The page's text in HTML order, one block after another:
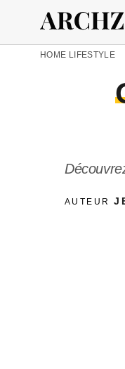
HOME LIFESTYLE
AUTEUR